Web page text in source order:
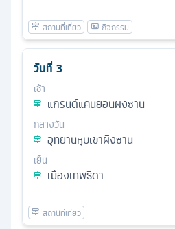
วันที่ 3
เช้า
แกรนด์แคนยอนผิงซาน
กลางวัน
อุทยานหุบเขาผิงซาน
เย็น
เมืองเทพธิดา